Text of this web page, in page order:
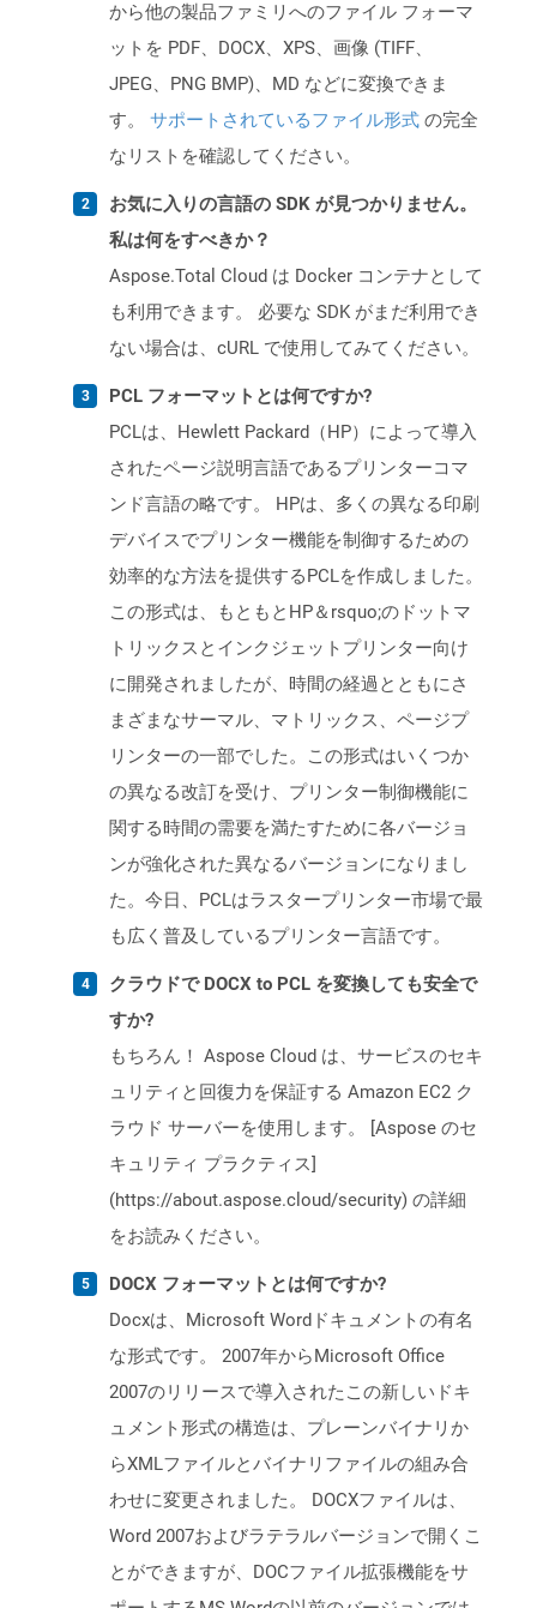
から他の製品ファミリへのファイル フォーマ
ットを PDF、DOCX、XPS、画像 (TIFF、
JPEG、PNG BMP)、MD などに変換できま
す。 サポートされているファイル形式 の完全
なリストを確認してください。
お気に入りの言語の SDK が見つかりません。
私は何をすべきか？
Aspose.Total Cloud は Docker コンテナとして
も利用できます。 必要な SDK がまだ利用でき
ない場合は、cURL で使用してみてください。
PCL フォーマットとは何ですか?
PCLは、Hewlett Packard（HP）によって導入
されたページ説明言語であるプリンターコマ
ンド言語の略です。 HPは、多くの異なる印刷
デバイスでプリンター機能を制御するための
効率的な方法を提供するPCLを作成しました。
この形式は、もともとHP＆rsquo;のドットマ
トリックスとインクジェットプリンター向け
に開発されましたが、時間の経過とともにさ
まざまなサーマル、マトリックス、ページプ
リンターの一部でした。この形式はいくつか
の異なる改訂を受け、プリンター制御機能に
関する時間の需要を満たすために各バージョ
ンが強化された異なるバージョンになりまし
た。今日、PCLはラスタープリンター市場で最
も広く普及しているプリンター言語です。
クラウドで DOCX to PCL を変換しても安全で
すか?
もちろん！ Aspose Cloud は、サービスのセキ
ュリティと回復力を保証する Amazon EC2 ク
ラウド サーバーを使用します。 [Aspose のセ
キュリティ プラクティス]
(https://about.aspose.cloud/security) の詳細
をお読みください。
DOCX フォーマットとは何ですか?
Docxは、Microsoft Wordドキュメントの有名
な形式です。 2007年からMicrosoft Office
2007のリリースで導入されたこの新しいドキ
ュメント形式の構造は、プレーンバイナリか
らXMLファイルとバイナリファイルの組み合
わせに変更されました。 DOCXファイルは、
Word 2007およびラテラルバージョンで開くこ
とができますが、DOCファイル拡張機能をサ